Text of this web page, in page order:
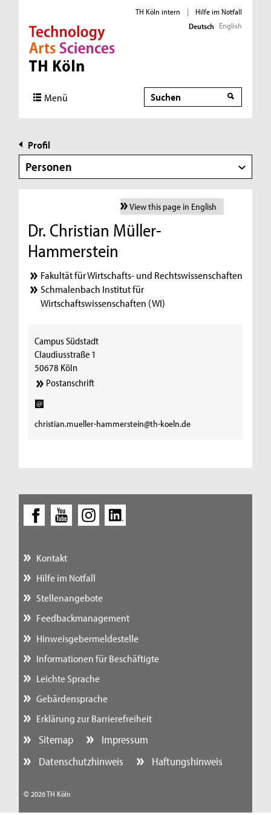
Direkt zur Hauptnavigation
Direkt zur Subnavigation
Direkt zum Inhalt
Direkt zum Fußbereich
TH Köln intern |
Hilfe im Notfall
Deutsch English
Menü Suche
Profil
Personen
View this page in English
Dr. Christian Müller-
Hammerstein
Fakultät für Wirtschafts- und Rechtswissenschaften
Schmalenbach Institut für
Wirtschaftswissenschaften (WI)
Campus Südstadt
Claudiusstraße 1
50678 Köln
Postanschrift
christian.mueller-hammerstein@th-koeln.de
Kontakt
Hilfe im Notfall
Stellenangebote
Feedbackmanagement
Hinweisgebermeldestelle
Informationen für Beschäftigte
Leichte Sprache
Gebärdensprache
Erklärung zur Barrierefreiheit
Sitemap
Impressum
Datenschutzhinweis
Haftungshinweis
© 2026 TH Köln